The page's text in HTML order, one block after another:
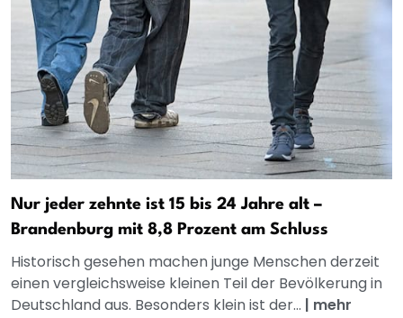
Nur jeder zehnte ist 15 bis 24 Jahre alt –
Brandenburg mit 8,8 Prozent am Schluss
Historisch gesehen machen junge Menschen derzeit
einen vergleichsweise kleinen Teil der Bevölkerung in
Deutschland aus. Besonders klein ist der... | mehr